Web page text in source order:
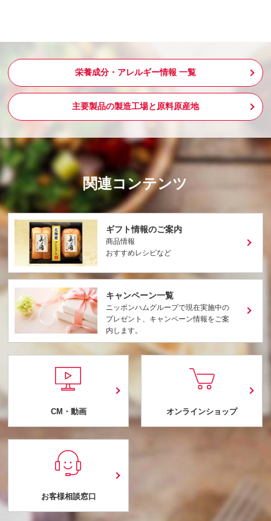
栄養成分・アレルギー情報 一覧
主要製品の製造工場と原料原産地
関連コンテンツ
ギフト情報のご案内
商品情報
おすすめレシピなど
キャンペーン一覧
ニッポンハムグループで現在実施中の
プレゼント、キャンペーン情報をご案
内します。
CM・動画 オンラインショップ
お客様相談窓口